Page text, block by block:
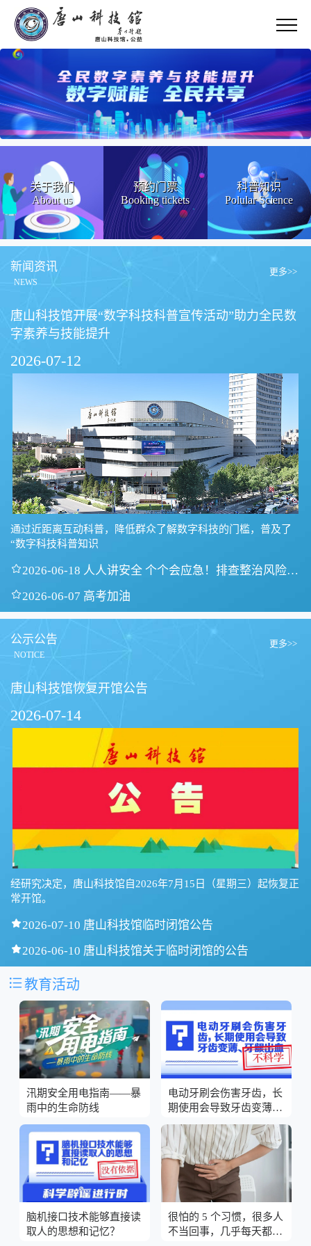
关于我们
About us
预约门票
Booking tickets
科普知识
Polular Science
新闻资讯
NEWS
更多>>
唐山科技馆开展“数字科技科普宣传活动”助力全民数
字素养与技能提升
2026-07-12
通过近距离互动科普，降低群众了解数字科技的门槛，普及了
“数字科技科普知识
2026-06-18 人人讲安全 个个会应急！排查整治风险隐
2026-06-07 高考加油
公示公告
NOTICE
更多>>
唐山科技馆恢复开馆公告
2026-07-14
经研究决定，唐山科技馆自2026年7月15日（星期三）起恢复正
常开馆。
2026-07-10 唐山科技馆临时闭馆公告
2026-06-10 唐山科技馆关于临时闭馆的公告
教育活动
汛期安全用电指南——暴
雨中的生命防线
电动牙刷会伤害牙齿，长
期使用会导致牙齿变薄、
牙龈出血？
脑机接口技术能够直接读
取人的思想和记忆？
很怕的 5 个习惯，很多人
不当回事，几乎每天都在